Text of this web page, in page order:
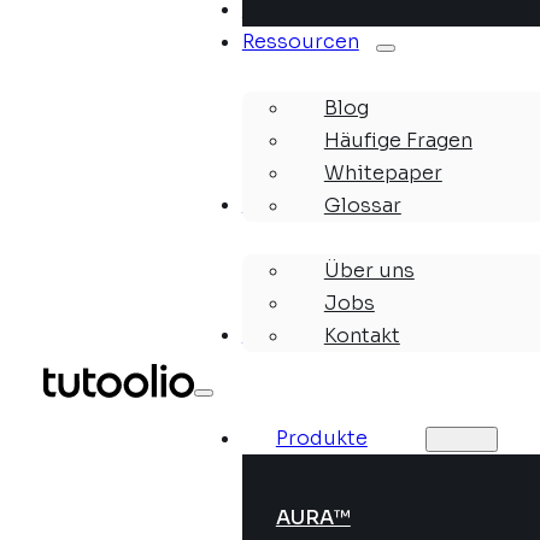
Ressourcen
Blog
Häufige Fragen
Whitepaper
Glossar
Unternehmen
Über uns
Jobs
Kontakt
Webinare
Produkte
AURA™